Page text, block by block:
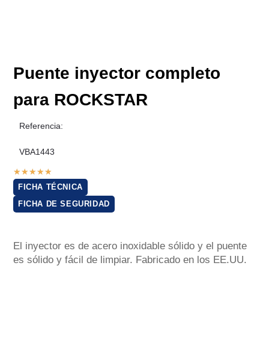
Puente inyector completo
para ROCKSTAR
Referencia:
VBA1443
★★★★★
FICHA TÉCNICA
FICHA DE SEGURIDAD
El inyector es de acero inoxidable sólido y el puente
es sólido y fácil de limpiar. Fabricado en los EE.UU.